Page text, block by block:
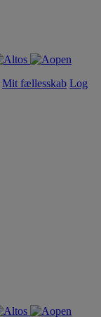
Mit fællesskab Log